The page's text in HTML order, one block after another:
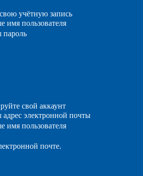
учётную запись
имя пользователя
свой аккаунт
электронной почты
имя пользователя
почте.